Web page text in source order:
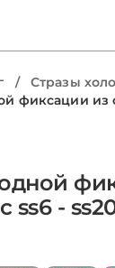
/
Стразы
фиксации из
ss6 -